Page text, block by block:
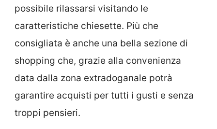
possibile rilassarsi visitando le
caratteristiche chiesette. Più che
consigliata è anche una bella sezione di
shopping che, grazie alla convenienza
data dalla zona extradoganale potrà
garantire acquisti per tutti i gusti e senza
troppi pensieri.